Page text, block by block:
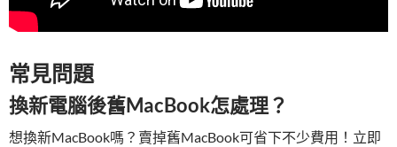
常見問題
換新電腦後舊MacBook怎處理？
想換新MacBook嗎？賣掉舊MacBook可省下不少費用！立即